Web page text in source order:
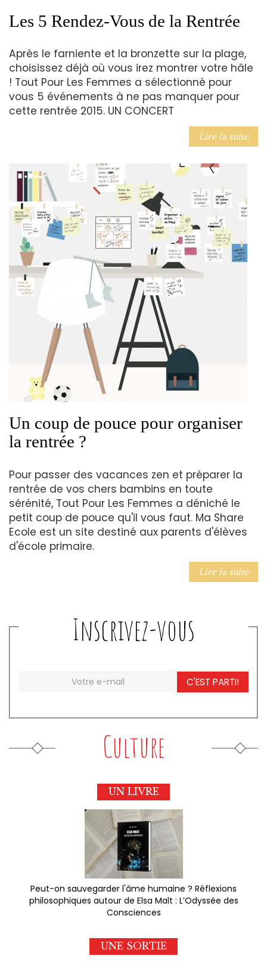
Les 5 Rendez-Vous de la Rentrée
Après le farniente et la bronzette sur la plage,
choisissez déjà où vous irez montrer votre hâle
! Tout Pour Les Femmes a sélectionné pour
vous 5 événements à ne pas manquer pour
cette rentrée 2015. UN CONCERT
Lire la suite
Un coup de pouce pour organiser
la rentrée ?
Pour passer des vacances zen et préparer la
rentrée de vos chers bambins en toute
sérénité, Tout Pour Les Femmes a déniché le
petit coup de pouce qu'il vous faut. Ma Share
Ecole est un site destiné aux parents d'élèves
d'école primaire.
Lire la suite
Inscrivez-vous
C'EST PARTI!
Culture
UN LIVRE
Peut-on sauvegarder l'âme humaine ? Réflexions
philosophiques autour de Elsa Malt : L’Odyssée des
Consciences
UNE SORTIE